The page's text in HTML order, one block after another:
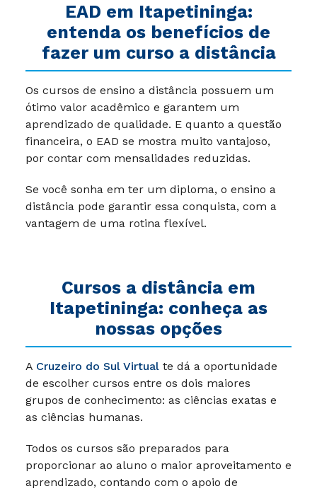
EAD em Itapetininga:
entenda os benefícios de
fazer um curso a distância
Os cursos de ensino a distância possuem um
ótimo valor acadêmico e garantem um
aprendizado de qualidade. E quanto a questão
financeira, o EAD se mostra muito vantajoso,
por contar com mensalidades reduzidas.
Se você sonha em ter um diploma, o ensino a
distância pode garantir essa conquista, com a
vantagem de uma rotina flexível.
Cursos a distância em
Itapetininga: conheça as
nossas opções
A Cruzeiro do Sul Virtual te dá a oportunidade
de escolher cursos entre os dois maiores
grupos de conhecimento: as ciências exatas e
as ciências humanas.
Todos os cursos são preparados para
proporcionar ao aluno o maior aproveitamento e
aprendizado, contando com o apoio de